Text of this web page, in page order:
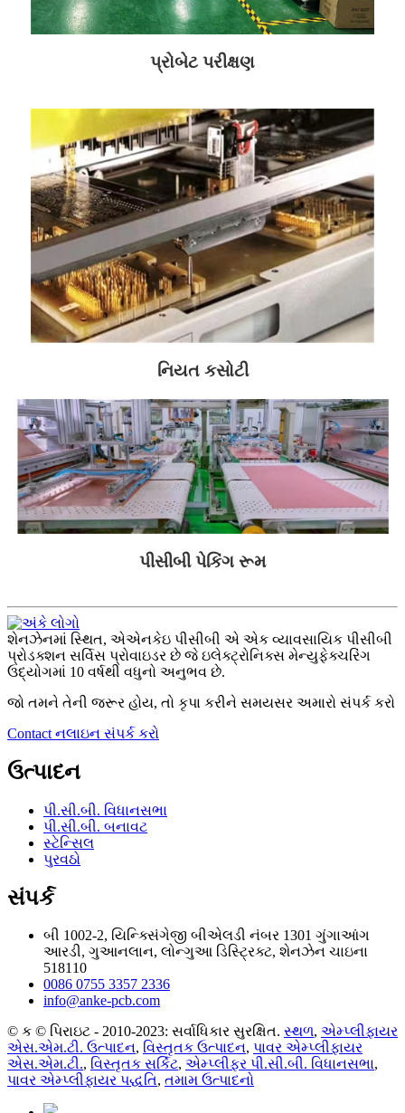
પ્રોબેટ પરીક્ષણ
નિયત કસોટી
પીસીબી પેકિંગ રૂમ
શેનઝેનમાં સ્થિત, એએનકેઇ પીસીબી એ એક વ્યાવસાયિક પીસીબી
પ્રોડક્શન સર્વિસ પ્રોવાઇડર છે જે ઇલેક્ટ્રોનિક્સ મેન્યુફેક્ચરિંગ
ઉદ્યોગમાં 10 વર્ષથી વધુનો અનુભવ છે.
જો તમને તેની જરૂર હોય, તો કૃપા કરીને સમયસર અમારો સંપર્ક કરો
Contact નલાઇન સંપર્ક કરો
ઉત્પાદન
પી.સી.બી. વિધાનસભા
પી.સી.બી. બનાવટ
સ્ટેન્સિલ
પુરવઠો
સંપર્ક
બી 1002-2, યિન્ક્સિંગેજી બીએલડી નંબર 1301 ગુંગાઆંગ
આરડી, ગુઆનલાન, લોન્ગુઆ ડિસ્ટ્રિક્ટ, શેનઝેન ચાઇના
518110
0086 0755 3357 2336
info@anke-pcb.com
© ક © પિરાઇટ - 2010-2023: સર્વાધિકાર સુરક્ષિત. સ્થળ, એમ્પ્લીફાયર
એસ.એમ.ટી. ઉત્પાદન, વિસ્તૃતક ઉત્પાદન, પાવર એમ્પ્લીફાયર
એસ.એમ.ટી., વિસ્તૃતક સર્કિટ, એમ્પ્લીફર પી.સી.બી. વિધાનસભા,
પાવર એમ્પ્લીફાયર પદ્ધતિ, તમામ ઉત્પાદનો